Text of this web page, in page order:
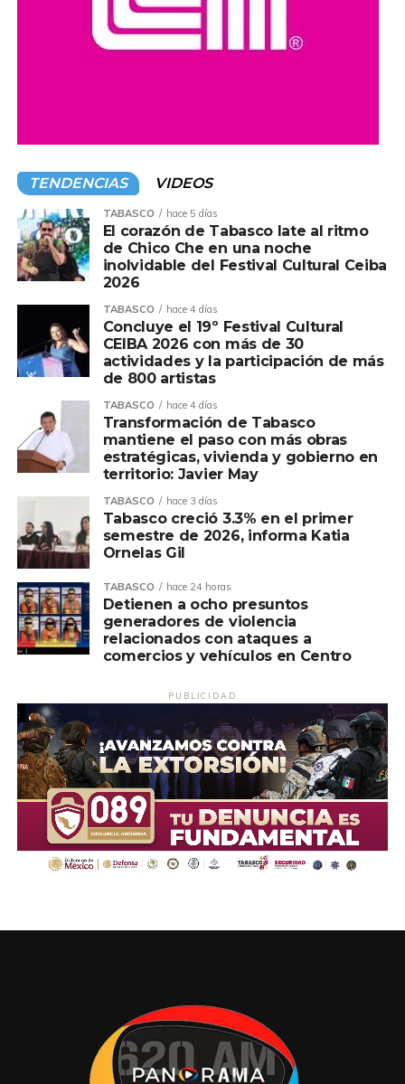
TENDENCIAS VIDEOS
TABASCO hace 5 días
El corazón de Tabasco late al ritmo
de Chico Che en una noche
inolvidable del Festival Cultural Ceiba
2026
TABASCO hace 4 días
Concluye el 19º Festival Cultural
CEIBA 2026 con más de 30
actividades y la participación de más
de 800 artistas
TABASCO hace 4 días
Transformación de Tabasco
mantiene el paso con más obras
estratégicas, vivienda y gobierno en
territorio: Javier May
TABASCO hace 3 días
Tabasco creció 3.3% en el primer
semestre de 2026, informa Katia
Ornelas Gil
TABASCO hace 24 horas
Detienen a ocho presuntos
generadores de violencia
relacionados con ataques a
comercios y vehículos en Centro
PUBLICIDAD